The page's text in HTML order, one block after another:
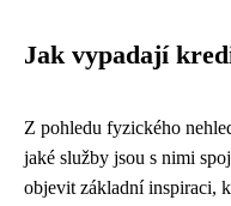
Jak vypadají
Z pohledu fyzického
jaké služby jsou s nimi
objevit základní inspiraci,